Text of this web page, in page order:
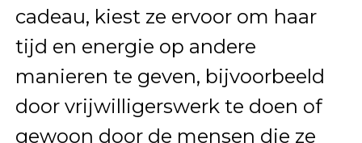
cadeau, kiest ze ervoor om haar
tijd en energie op andere
manieren te geven, bijvoorbeeld
door vrijwilligerswerk te doen of
gewoon door de mensen die ze